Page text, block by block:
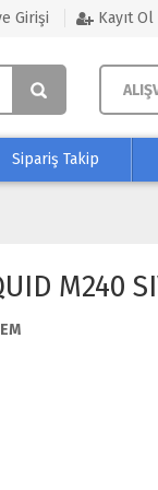
Girişi Kayıt Ol
Sipariş Takip
M240